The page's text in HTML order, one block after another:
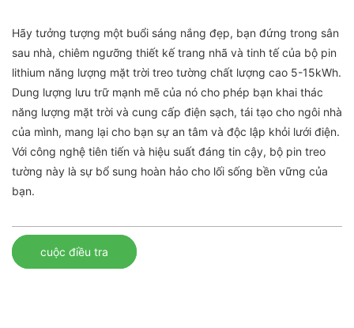
Hãy tưởng tượng một buổi sáng nắng đẹp, bạn đứng trong sân
sau nhà, chiêm ngưỡng thiết kế trang nhã và tinh tế của bộ pin
lithium năng lượng mặt trời treo tường chất lượng cao 5-15kWh.
Dung lượng lưu trữ mạnh mẽ của nó cho phép bạn khai thác
năng lượng mặt trời và cung cấp điện sạch, tái tạo cho ngôi nhà
của mình, mang lại cho bạn sự an tâm và độc lập khỏi lưới điện.
Với công nghệ tiên tiến và hiệu suất đáng tin cậy, bộ pin treo
tường này là sự bổ sung hoàn hảo cho lối sống bền vững của
bạn.
cuộc điều tra